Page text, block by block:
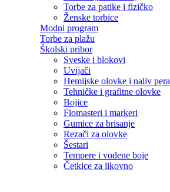
Torbe za patike i fizičko
Ženske torbice
Modni program
Torbe za plažu
Školski pribor
Sveske i blokovi
Uvijači
Hemijske olovke i naliv pera
Tehničke i grafitne olovke
Bojice
Flomasteri i markeri
Gumice za brisanje
Rezači za olovke
Šestari
Tempere i vodene boje
Četkice za likovno